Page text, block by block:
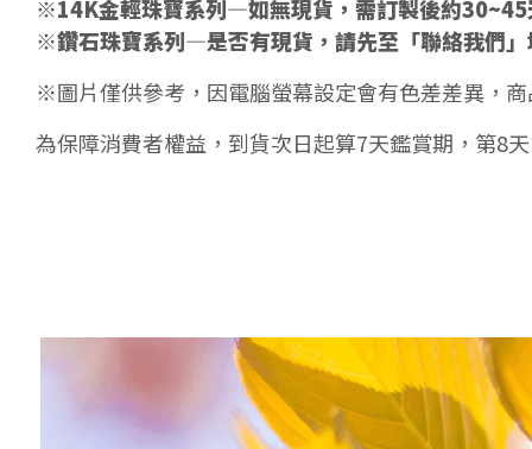
※14K金輕珠寶系列—如無現貨，需訂製後約
※鑽石珠寶系列—是否有現貨，請先至「聯絡我們
※圖片僅供參考，因電腦螢幕設定會有色差差異，
為保障消費者權益，到貨次日起算7天鑑賞期，第8